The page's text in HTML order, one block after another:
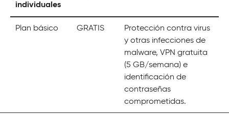
individuales
Plan básico GRATIS
Protección contra virus
y otras infecciones de
malware, VPN gratuita
(5 GB/semana) e
identificación de
contraseñas
comprometidas.